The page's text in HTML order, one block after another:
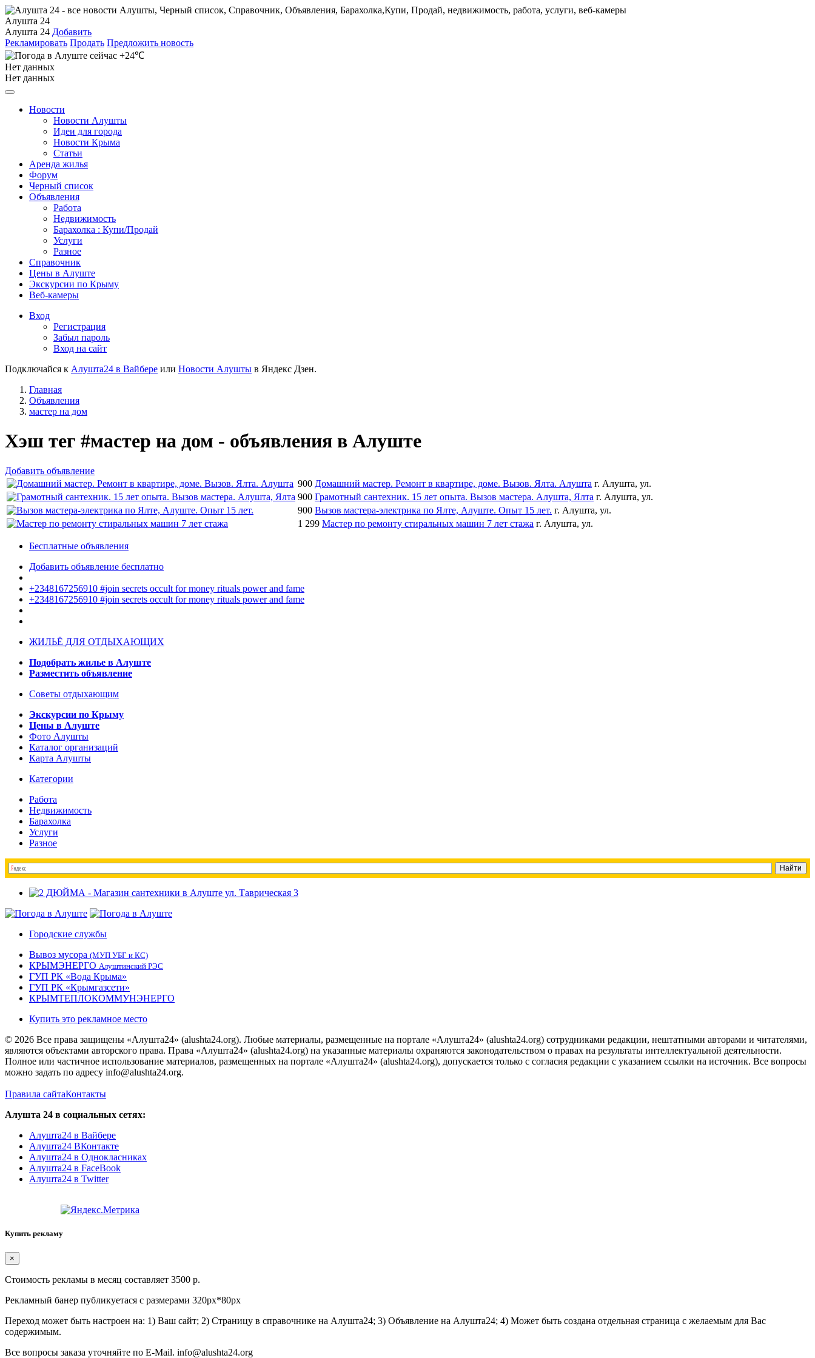
Алушта 24
Алушта 24 Добавить
Рекламировать Продать Предложить новость
+24℃
Нет данных
Нет данных
Новости
Новости Алушты
Идеи для города
Новости Крыма
Статьи
Аренда жилья
Форум
Черный список
Объявления
Работа
Недвижимость
Барахолка : Купи/Продай
Услуги
Разное
Справочник
Цены в Алуште
Экскурсии по Крыму
Веб-камеры
Вход
Регистрация
Забыл пароль
Вход на сайт
Подключайся к Алушта24 в Вайбере или Новости Алушты в Яндекс Дзен.
Главная
Объявления
мастер на дом
Хэш тег #мастер на дом - объявления в Алуште
Добавить объявление
900 Домашний мастер. Ремонт в квартире, доме. Вызов. Ялта. Алушта г. Алушта, ул.
900 Грамотный сантехник. 15 лет опыта. Вызов мастера. Алушта, Ялта г. Алушта, ул.
900 Вызов мастера-электрика по Ялте, Алуште. Опыт 15 лет. г. Алушта, ул.
1 299 Мастер по ремонту стиральных машин 7 лет стажа г. Алушта, ул.
Бесплатные объявления
Добавить объявление бесплатно
+2348167256910 #join secrets occult for money rituals power and fame
+2348167256910 #join secrets occult for money rituals power and fame
ЖИЛЬЁ ДЛЯ ОТДЫХАЮЩИХ
Подобрать жилье в Алуште
Разместить объявление
Советы отдыхающим
Экскурсии по Крыму
Цены в Алуште
Фото Алушты
Каталог организаций
Карта Алушты
Категории
Работа
Недвижимость
Барахолка
Услуги
Разное
Городские службы
Вывоз мусора (МУП УБГ и КС)
КРЫМЭНЕРГО Алуштинский РЭС
ГУП РК «Вода Крыма»
ГУП РК «Крымгазсети»
КРЫМТЕПЛОКОММУНЭНЕРГО
Купить это рекламное место
© 2026 Все права защищены «Алушта24» (alushta24.org). Любые материалы, размещенные на портале «Алушта24» (alushta24.org) сотрудниками редакции, нештатными авторами и читателями,
являются объектами авторского права. Права «Алушта24» (alushta24.org) на указанные материалы охраняются законодательством о правах на результаты интеллектуальной деятельности.
Полное или частичное использование материалов, размещенных на портале «Алушта24» (alushta24.org), допускается только с согласия редакции с указанием ссылки на источник. Все вопросы
можно задать по адресу info@alushta24.org.
Правила сайтаКонтакты
Алушта 24 в социальных сетях:
Алушта24 в Вайбере
Алушта24 ВКонтакте
Алушта24 в Однокласниках
Алушта24 в FaceBook
Алушта24 в Twitter
Купить рекламу
×
Стоимость рекламы в месяц составляет 3500 р.
Рекламный банер публикуетася с размерами 320px*80px
Переход может быть настроен на: 1) Ваш сайт; 2) Страницу в справочнике на Алушта24; 3) Объявление на Алушта24; 4) Может быть создана отдельная страница с желаемым для Вас
содержимым.
Все вопросы заказа уточняйте по E-Mail. info@alushta24.org